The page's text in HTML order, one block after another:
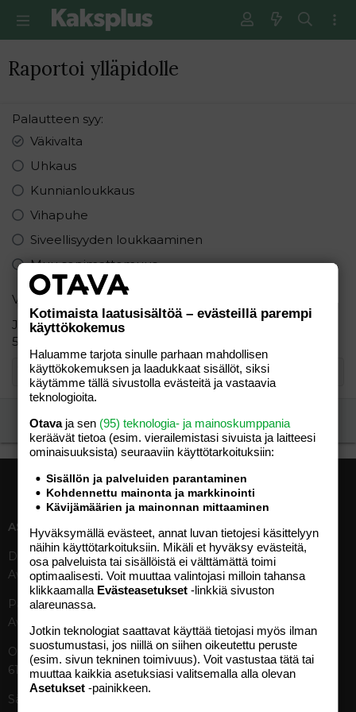
Raportoi ylläpidolle
Palautteen syy
Väkivalta
Uhkaus
Kunnianloukkaus
Vihapuhe
Siveellisyyden loukkaaminen
Muu sopimattomuus
Varmistus
Järjestä seuraavat numerot pienimmästä suurimpaan:
5 1 8
Ilmoita asiaton viesti
ASIAKASPALVELU
Digipalvelut (09) 156 6227
Avoinna ma–pe 8–19
Painettu lehti (09) 156 665
Avoinna ma–pe 8–19
Otavamedian vaihde (09) 156
61
Sähköposti (digi)
MEDIATIEDOT
Tekniset tiedot, aikataulut ja
ilmoitushinnat
Tietoa verkon kävijöistä
Avoimuusraportti
Käyttöehdot
TUOTTEET
Kotimaista laatusisältöä – evästeillä parempi
käyttökokemus
Haluamme tarjota sinulle parhaan mahdollisen
käyttökokemuksen ja laadukkaat sisällöt, siksi
käytämme tällä sivustolla evästeitä ja vastaavia
teknologioita.
Otavaja sen (95) teknologia- ja mainoskumppania
keräävät tietoa (esim. vierailemis­tasi sivuista ja laitteesi
ominaisuuk­sista) seuraaviin käyttötarkoituksiin:
Sisällön ja palveluiden parantaminen
Kohdennettu mainonta ja markkinointi
Kävijämäärien ja mainonnan mittaaminen
Hyväksymällä evästeet, annat luvan tietojesi käsittelyyn
näihin käyttötarkoituksiin. Mikäli et hyväksy evästeitä,
osa palveluista tai sisällöistä ei välttämättä toimi
optimaalisesti. Voit muuttaa valintojasi milloin tahansa
klikkaamalla Evästeasetukset -linkkiä sivuston
alareunassa.
Jotkin teknologiat saattavat käyttää tietojasi myös ilman
suostumustasi, jos niillä on siihen oikeutettu peruste
(esim. sivun tekninen toimivuus). Voit vastustaa tätä tai
muuttaa kaikkia asetuksiasi valitsemalla alla olevan
Asetukset -painikkeen.